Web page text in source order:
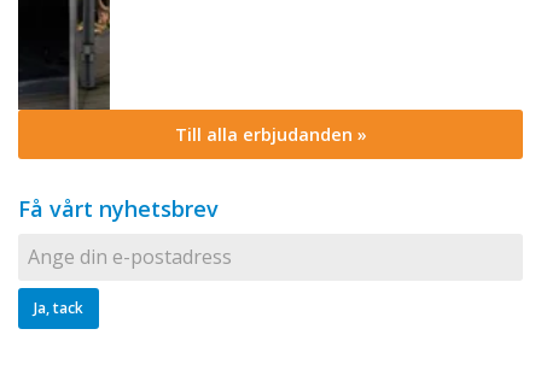
Till alla erbjudanden »
Få vårt nyhetsbrev